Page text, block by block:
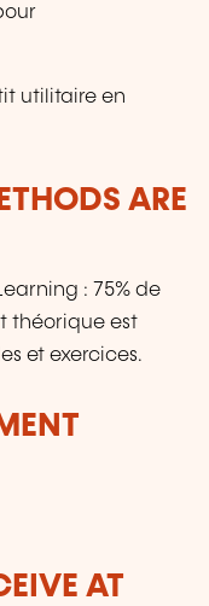
utilitaire en
ARE
: 75% de
théorique est
et exercices.
AT